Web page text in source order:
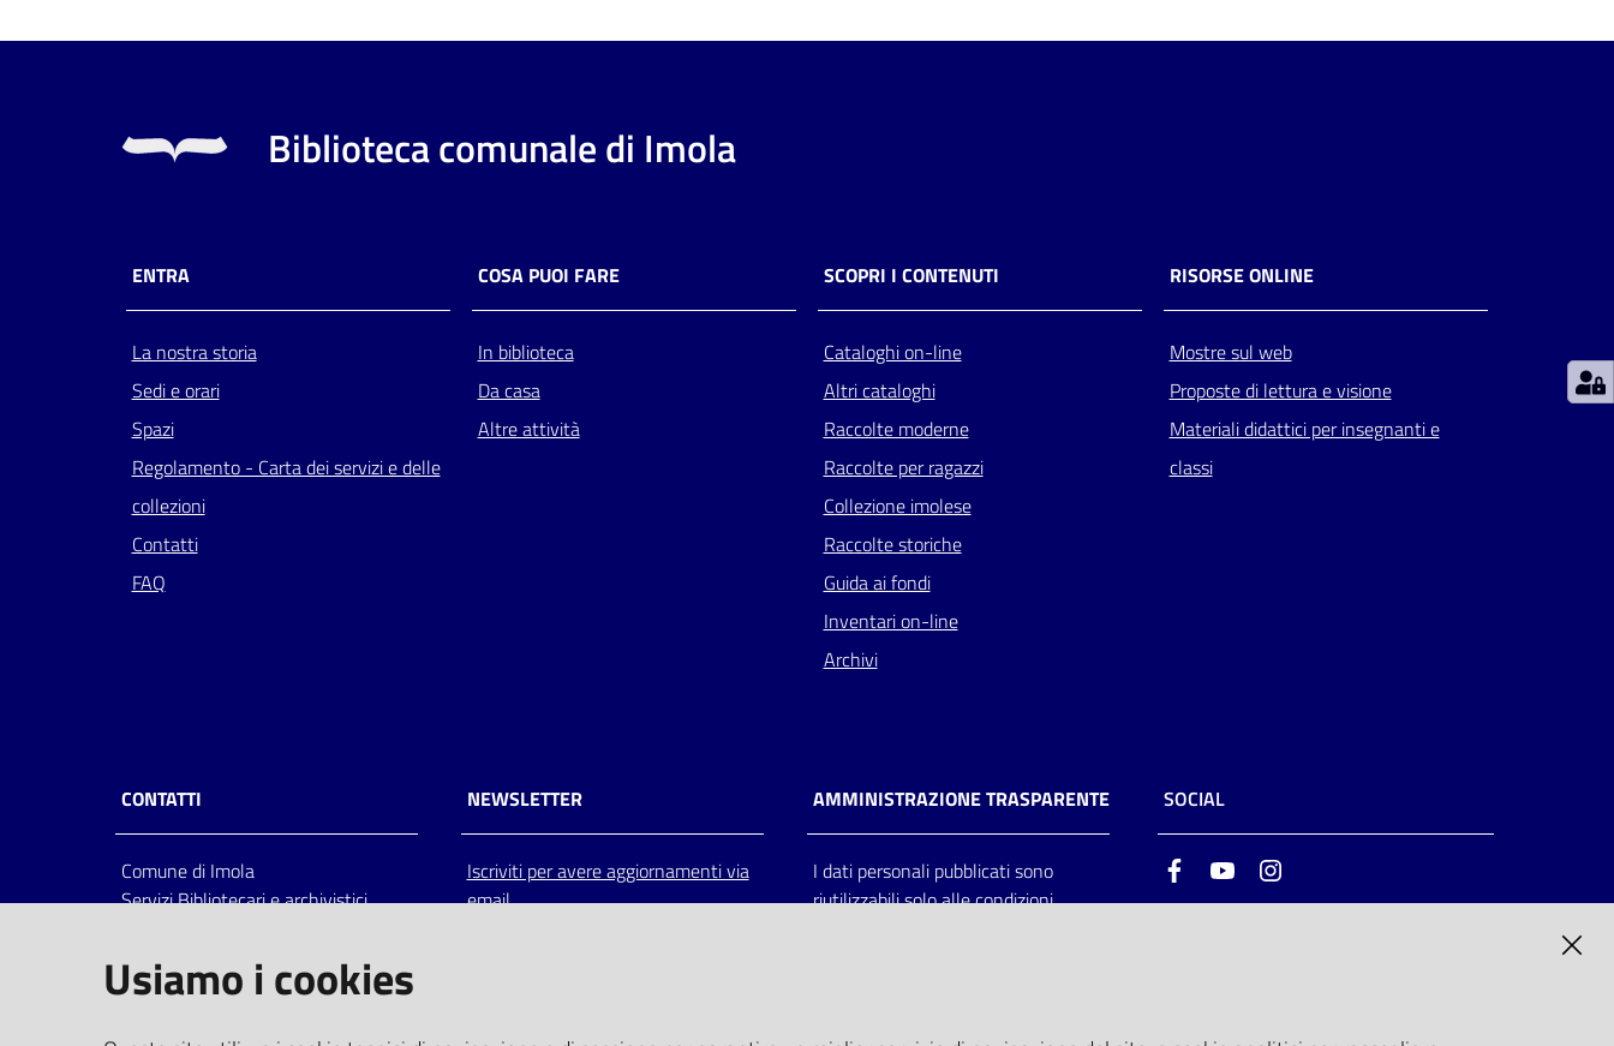
Biblioteca comunale di Imola
ENTRA
La nostra storia
Sedi e orari
Spazi
Regolamento - Carta dei servizi e delle
collezioni
Contatti
FAQ
COSA PUOI FARE
In biblioteca
Da casa
Altre attività
SCOPRI I CONTENUTI
Cataloghi on-line
Altri cataloghi
Raccolte moderne
Raccolte per ragazzi
Collezione imolese
Raccolte storiche
Guida ai fondi
Inventari on-line
Archivi
RISORSE ONLINE
Mostre sul web
Proposte di lettura e visione
Materiali didattici per insegnanti e
classi
CONTATTI
Comune di Imola
Servizi Bibliotecari e archivistici
Italia
centralino: tel 0542.6026.36 fax
NEWSLETTER
Iscriviti per avere aggiornamenti via
email
AMMINISTRAZIONE TRASPARENTE
I dati personali pubblicati sono
riutilizzabili solo alle condizioni
SOCIAL
FacebookYoutube
Usiamo i cookies